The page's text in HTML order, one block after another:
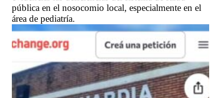
pública en el nosocomio local, especialmente en el
área de pediatría.